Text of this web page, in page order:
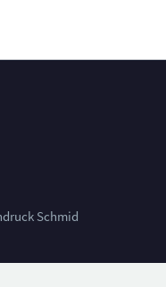
Schmid